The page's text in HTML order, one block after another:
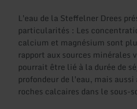
L'eau de la Steffelner Drees
particularités : Les
calcium et magnésium sont
rapport aux sources minérales
pourrait être lié à la durée de
profondeur de l'eau, mais
roches calcaires dans le sous-